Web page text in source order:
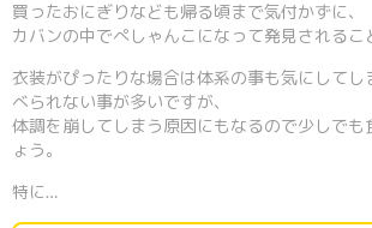
買ったおにぎりなども帰る頃まで気付かずに、
カバンの中でぺしゃんこになって発見されるこ
衣装がぴったりな場合は体系の事も気にしてし
べられない事が多いですが、
体調を崩してしまう原因にもなるので少しでも
ょう。
特に…